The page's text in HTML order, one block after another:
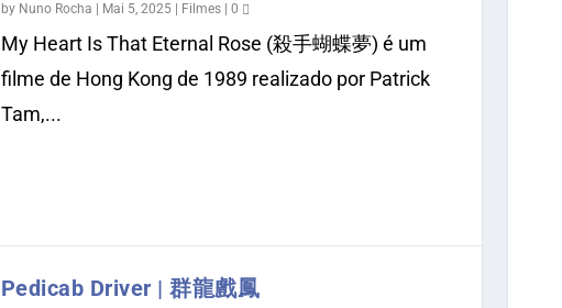
by Nuno Rocha Mai 5, 2025| Filmes| 0
My Heart Is That Eternal Rose (殺手蝴蝶夢) é um
filme de Hong Kong de 1989 realizado por Patrick
Tam,...
Pedicab Driver | 群龍戲鳳